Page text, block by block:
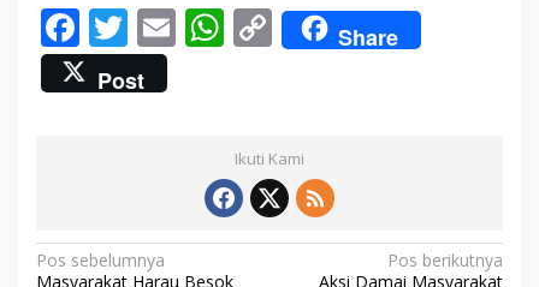
F
ac
e
k
T
w
itt
E W
s
A
p
p
C
o
y
Li
n
k
Share
Post
Ikuti Kami
N
Pos sebelumnya
Masyarakat Harau Besok
Pos berikutnya
Aksi Damai Masyarakat